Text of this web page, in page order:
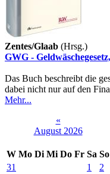
Zentes/Glaab (Hrsg.)
GWG -
Das Buch beschreibt die
dabei nicht nur auf den
Mehr...
«
August 2026
W Mo Di Mi Do Fr Sa So
31
1
2